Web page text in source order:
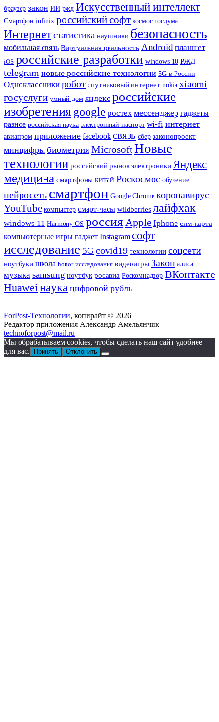
браузер закон ИИ ржд Искусственный интеллект
Смартфон infinix российский софт космос госдума
Интернетстатистика наушники безопасность
мобильная связь Виртуальная реальность Android планшет
iOS российские разработки windows 10 РЖД
telegram новые российские технологии 5G в России
Одноклассники робот спутниковый интернет nokia xiaomi
госуслуги умный дом яндекс российские
изобретенияgoogle ростех мессенджер гаджеты
разное российская наука электронный паспорт wi-fi интернет
авиапром приложение facebook связь сбер законопроект
минцифры биометрияMicrosoftНовые
технологии российский рынок электроники Яндекс
медицина смартфоны китай Роскосмос обучение
нейросеть смартфон Google Chrome коронавирус
YouTube компьютер смарт-часы wildberries лайфхак
windows 11 Harmony OS россияApple Iphone сим-карта
компьютерные игры гаджет Instagram софт
исследование 5G covid19 технологии соцсети
ноутбуки школа honor исследования видеоигры Закон алиса
музыка samsung ноутбук росавиа Роскомнадзор ВКонтакте
Huaweiнаука цифровой рубль
ForPost-Технологии, копирайт © 2026
Редактор приложения Александр Амельянчик
technoforpost@mail.ru
Мы обрабатываем cookies, чтобы сделать наш сайт удобнее
для вас.
Принять Отклонить